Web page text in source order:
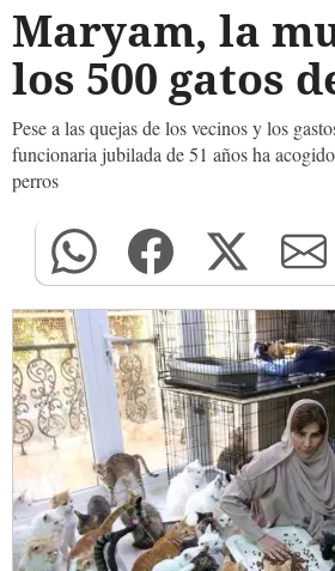
Maryam, la
los 500 gatos
Pese a las quejas de los vecinos y los
funcionaria jubilada de 51 años ha
perros